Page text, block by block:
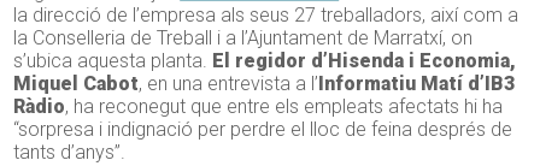
la direcció de l’empresa als seus 27 treballadors, així com a
la Conselleria de Treball i a l’Ajuntament de Marratxí, on
s’ubica aquesta planta. El regidor d’Hisenda i Economia,
Miquel Cabot, en una entrevista a l’ Informatiu Matí d’IB3
Ràdio, ha reconegut que entre els empleats afectats hi ha
“sorpresa i indignació per perdre el lloc de feina després de
tants d’anys”.